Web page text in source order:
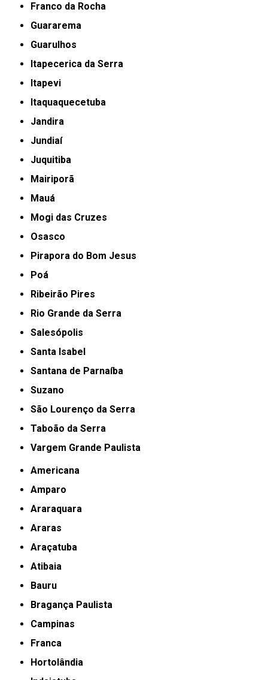
Franco da Rocha
Guararema
Guarulhos
Itapecerica da Serra
Itapevi
Itaquaquecetuba
Jandira
Jundiaí
Juquitiba
Mairiporã
Mauá
Mogi das Cruzes
Osasco
Pirapora do Bom Jesus
Poá
Ribeirão Pires
Rio Grande da Serra
Salesópolis
Santa Isabel
Santana de Parnaíba
Suzano
São Lourenço da Serra
Taboão da Serra
Vargem Grande Paulista
Americana
Amparo
Araraquara
Araras
Araçatuba
Atibaia
Bauru
Bragança Paulista
Campinas
Franca
Hortolândia